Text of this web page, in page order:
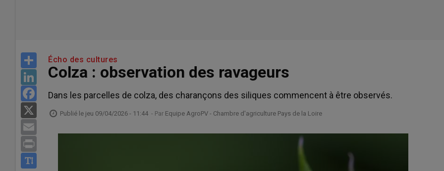
Share
LinkedIn
Facebook
Écho des cultures
Colza : observation des ravageurs
Dans les parcelles de colza, des charançons des siliques commencent à être observés.
Publié le jeu 09/04/2026 - 11:44 - Par Equipe AgroPV - Chambre d'agriculture Pays de la Loire